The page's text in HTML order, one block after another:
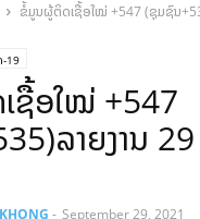
ຂໍ້ມູນຜູ້ຕິດເຊື້ອໃໝ່ +547 (ຊຸມຊົນ
-19
ຊື້ອໃໝ່ +547
ລາຍງານ
- September 29, 2021